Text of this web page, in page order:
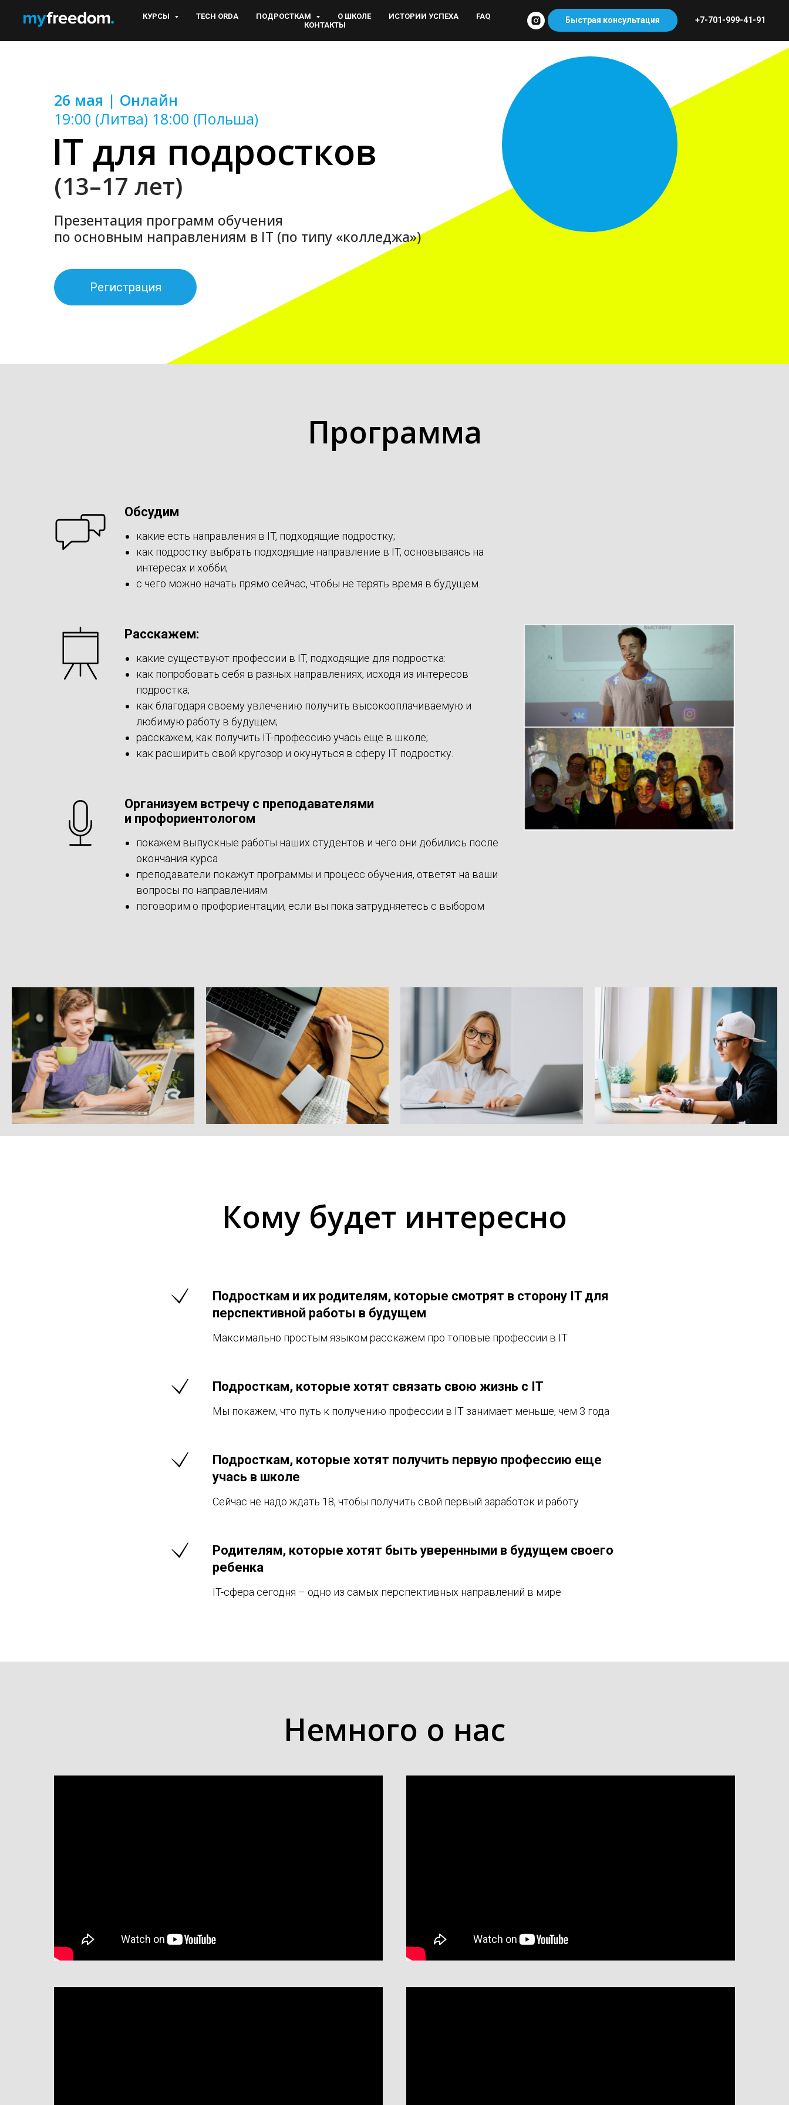
КУРСЫ TECH ORDA ПОДРОСТКАМ О ШКОЛЕ ИСТОРИИ УСПЕХА
FAQ
КОНТАКТЫ
Быстрая консультация +7-701-999-41-91
IT для подростков
Презентация программ обучения
по основным направлениям в IT (по типу «колледжа»)
26 мая | Онлайн
(13–17 лет)
Регистрация
19:00 (Литва) 18:00 (Польша)
Программа
Обсудим
какие есть направления в IT, подходящие подростку;
как подростку выбрать подходящие направление в IT, основываясь на
интересах и хобби;
с чего можно начать прямо сейчас, чтобы не терять время в будущем.
Расскажем:
какие существуют профессии в IT, подходящие для подростка:
как попробовать себя в разных направлениях, исходя из интересов
подростка;
как благодаря своему увлечению получить высокооплачиваемую и
любимую работу в будущем;
расскажем, как получить IT-профессию учась еще в школе;
как расширить свой кругозор и окунуться в сферу IT подростку.
Организуем встречу с преподавателями
и профориентологом
покажем выпускные работы наших студентов и чего они добились после
окончания курса
преподаватели покажут программы и процесс обучения, ответят на ваши
вопросы по направлениям
поговорим о профориентации, если вы пока затрудняетесь с выбором
Кому будет интересно
Подросткам и их родителям, которые смотрят в сторону IT для
перспективной работы в будущем
Максимально простым языком расскажем про топовые профессии в IT
Подросткам, которые хотят связать свою жизнь с IT
Мы покажем, что путь к получению професcии в IT занимает меньше, чем 3 года
Подросткам, которые хотят получить первую профессию еще
учась в школе
Сейчас не надо ждать 18, чтобы получить свой первый заработок и работу
Родителям, которые хотят быть уверенными в будущем своего
ребенка
IT-сфера сегодня – одно из самых перспективных направлений в мире
Немного о нас